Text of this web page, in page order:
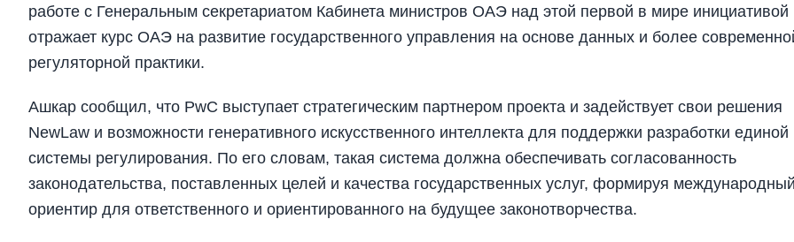
работе с Генеральным секретариатом Кабинета министров ОАЭ над этой первой в мире инициативой
отражает курс ОАЭ на развитие государственного управления на основе данных и более
регуляторной практики.
Ашкар сообщил, что PwC выступает стратегическим партнером проекта и задействует свои решения
NewLaw и возможности генеративного искусственного интеллекта для поддержки разработки единой
системы регулирования. По его словам, такая система должна обеспечивать согласованность
законодательства, поставленных целей и качества государственных услуг, формируя международный
ориентир для ответственного и ориентированного на будущее законотворчества.